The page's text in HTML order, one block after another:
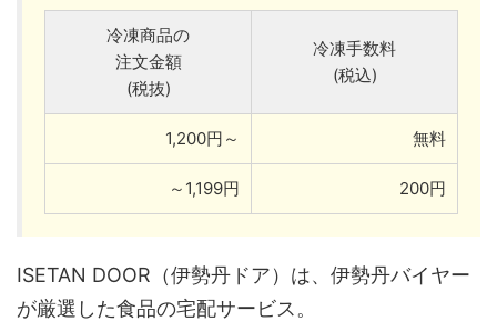
冷凍商品の
注文金額
(税抜)
冷凍手数料
(税込)
1,200円～ 無料
～1,199円 200円
ISETAN DOOR（伊勢丹ドア）は、伊勢丹バイヤー
が厳選した食品の宅配サービス。